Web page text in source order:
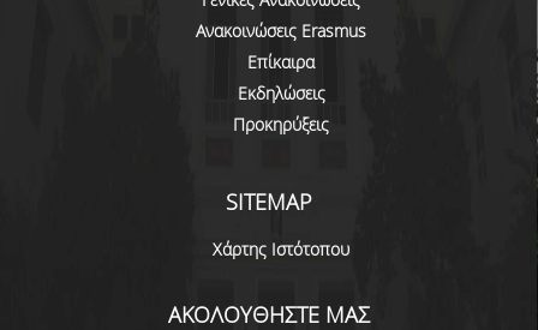
ΚΑΤΑΤΑΚΤΗΡΙΕΣ ΕΞΕΤΑΣΕΙΣ
ΔΙΑΔΙΚΑΣΙΕΣ ΦΟΙΤΗΣΗΣ
ΑΠΑΛΛΑΓΗ ΑΠΟ ΜΑΘΗΜΑΤΑ ΞΕΝΗΣ ΓΛΩΣΣΑΣ
Ανακοινώσεις Erasmus
Επίκαιρα
Εκδηλώσεις
Προκηρύξεις
SITEMAP
Χάρτης Ιστότοπου
ΑΚΟΛΟΥΘΗΣΤΕ ΜΑΣ